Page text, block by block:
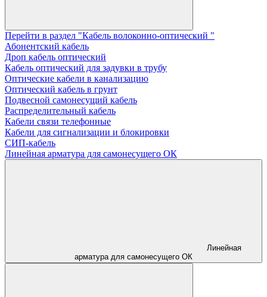
Перейти в раздел "Кабель волоконно-оптический "
Абонентский кабель
Дроп кабель оптический
Кабель оптический для задувки в трубу
Оптические кабели в канализацию
Оптический кабель в грунт
Подвесной самонесущий кабель
Распределительный кабель
Кабели связи телефонные
Кабели для сигнализации и блокировки
СИП-кабель
Линейная арматура для самонесущего ОК
Линейная
арматура для самонесущего ОК